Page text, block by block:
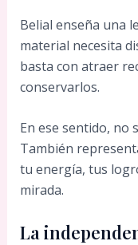
Belial enseña una
material necesita
basta con atraer
conservarlos.
En ese sentido, no
También
tu energía, tus
mirada.
La